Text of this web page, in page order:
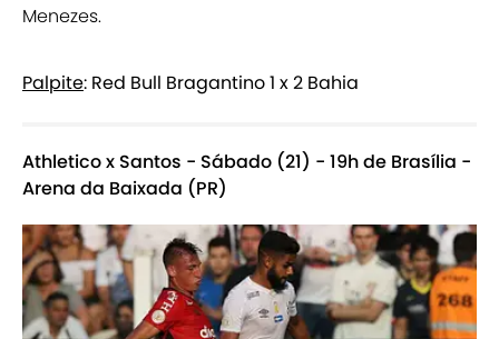
Menezes.
Palpite: Red Bull Bragantino 1 x 2 Bahia
Athletico x Santos - Sábado (21) - 19h de Brasília -
Arena da Baixada (PR)